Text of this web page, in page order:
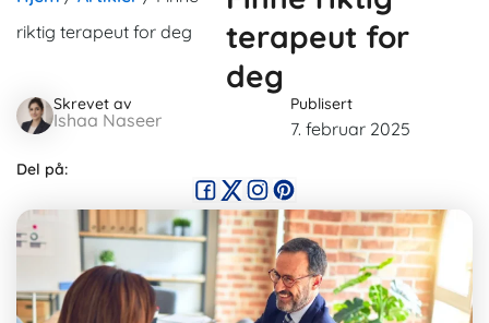
riktig terapeut for deg
terapeut for
deg
Skrevet av
Ishaa Naseer
Publisert
7. februar 2025
Del på: